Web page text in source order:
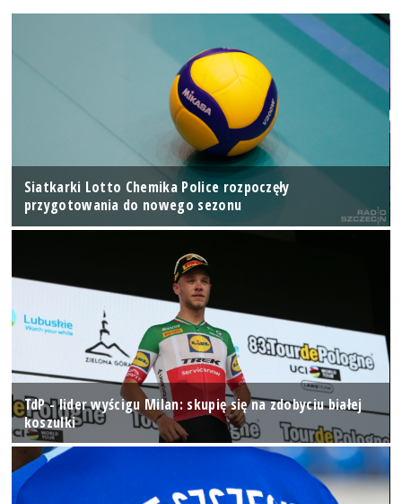
Siatkarki Lotto Chemika Police rozpoczęły
przygotowania do nowego sezonu
TdP - lider wyścigu Milan: skupię się na zdobyciu białej
koszulki